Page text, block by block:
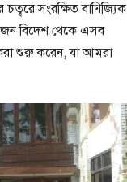
সংরক্ষিত বাণিজ্যিক
বিদেশ থেকে এসব
করা শুরু করেন, যা আমরা